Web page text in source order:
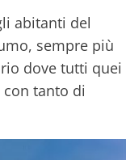
abitanti del
sempre più
dove tutti quei
con tanto di